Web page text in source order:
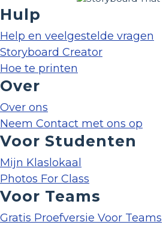
Hulp
Help en veelgestelde vragen
Storyboard Creator
Hoe te printen
Over
Over ons
Neem Contact met ons op
Voor Studenten
Mijn Klaslokaal
Photos For Class
Voor Teams
Gratis Proefversie Voor Teams